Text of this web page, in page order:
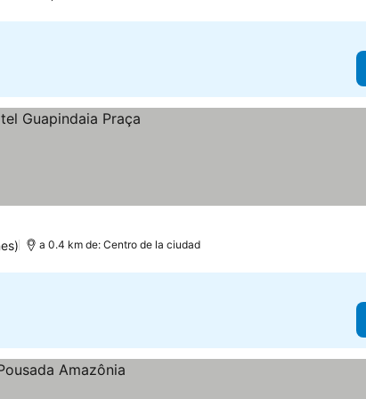
a 0.4 km de: Centro de la ciudad